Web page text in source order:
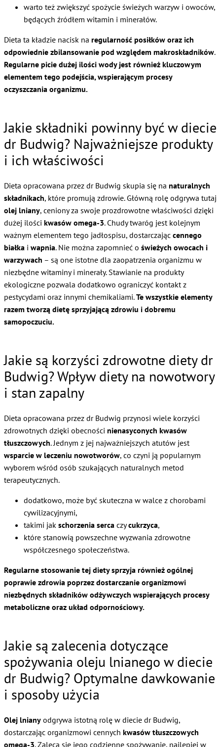
warto też zwiększyć spożycie świeżych warzyw i owoców,
będących źródłem witamin i minerałów.
Dieta ta kładzie nacisk na regularność posiłków oraz ich
odpowiednie zbilansowanie pod względem makroskładników.
Regularne picie dużej ilości wody jest również kluczowym
elementem tego podejścia, wspierającym procesy
oczyszczania organizmu.
Jakie składniki powinny być w diecie
dr Budwig? Najważniejsze produkty
i ich właściwości
Dieta opracowana przez dr Budwig skupia się na naturalnych
składnikach, które promują zdrowie. Główną rolę odgrywa tutaj
olej lniany, ceniony za swoje prozdrowotne właściwości dzięki
dużej ilości kwasów omega-3. Chudy twaróg jest kolejnym
ważnym elementem tego jadłospisu, dostarczając cennego
białka i wapnia. Nie można zapomnieć o świeżych owocach i
warzywach – są one istotne dla zaopatrzenia organizmu w
niezbędne witaminy i minerały. Stawianie na produkty
ekologiczne pozwala dodatkowo ograniczyć kontakt z
pestycydami oraz innymi chemikaliami.Te wszystkie elementy
razem tworzą dietę sprzyjającą zdrowiu i dobremu
samopoczuciu.
Jakie są korzyści zdrowotne diety dr
Budwig? Wpływ diety na nowotwory
i stan zapalny
Dieta opracowana przez dr Budwig przynosi wiele korzyści
zdrowotnych dzięki obecności nienasyconych kwasów
tłuszczowych. Jednym z jej najważniejszych atutów jest
wsparcie w leczeniu nowotworów, co czyni ją popularnym
wyborem wśród osób szukających naturalnych metod
terapeutycznych.
dodatkowo, może być skuteczna w walce z chorobami
cywilizacyjnymi,
takimi jak schorzenia serca czycukrzyca,
które stanowią powszechne wyzwania zdrowotne
współczesnego społeczeństwa.
Regularne stosowanie tej diety sprzyja również ogólnej
poprawie zdrowia poprzez dostarczanie organizmowi
niezbędnych składników odżywczych wspierających procesy
metaboliczne oraz układ odpornościowy.
Jakie są zalecenia dotyczące
spożywania oleju lnianego w diecie
dr Budwig? Optymalne dawkowanie
i sposoby użycia
Olej lniany odgrywa istotną rolę w diecie dr Budwig,
dostarczając organizmowi cennych kwasów tłuszczowych
omega-3. Zaleca się jego codzienne spożywanie, najlepiej w